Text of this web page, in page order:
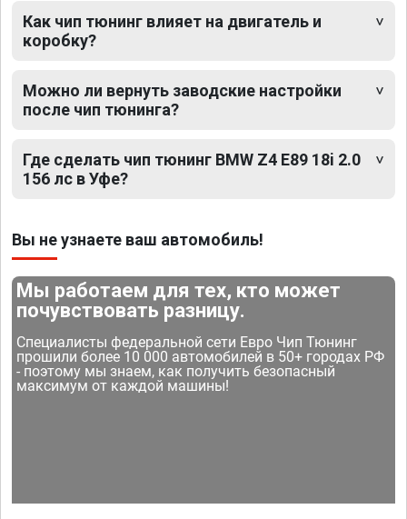
Как чип тюнинг влияет на двигатель и
коробку?
Можно ли вернуть заводские настройки
после чип тюнинга?
Где сделать чип тюнинг BMW Z4 E89 18i 2.0
156 лс в Уфе?
Вы не узнаете ваш автомобиль!
Мы работаем для тех, кто может
почувствовать разницу.
Специалисты федеральной сети Евро Чип Тюнинг
прошили более 10 000 автомобилей в 50+ городах РФ
- поэтому мы знаем, как получить безопасный
максимум от каждой машины!